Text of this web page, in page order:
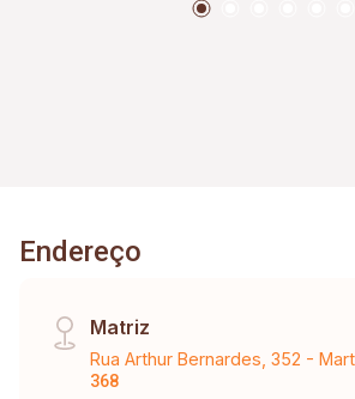
Endereço
Matriz
Rua Arthur Bernardes, 352 -
368